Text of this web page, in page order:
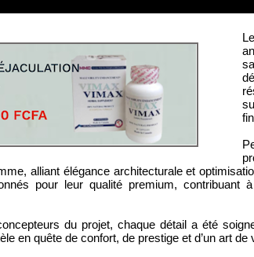
alliant élégance architecturale et
pour leur qualité premium,
du projet, chaque détail a été
en quête de confort, de prestige et d’un art